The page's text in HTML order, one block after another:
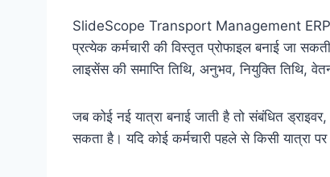
SlideScope Transport Management ERP
प्रत्येक कर्मचारी की विस्तृत प्रोफाइल बनाई जा
लाइसेंस की समाप्ति तिथि, अनुभव, नियुक्ति तिथि,
जब कोई नई यात्रा बनाई जाती है तो संबंधित
सकता है। यदि कोई कर्मचारी पहले से किसी यात्रा